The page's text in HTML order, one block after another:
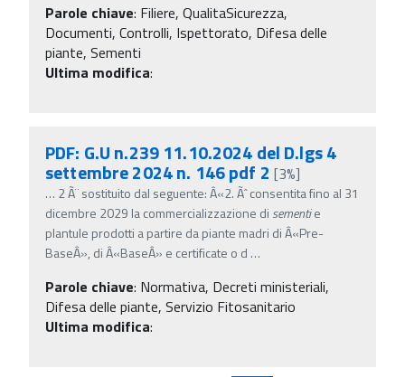
Parole chiave: Filiere, QualitaSicurezza,
Documenti, Controlli, Ispettorato, Difesa delle
piante, Sementi
Ultima modifica:
PDF: G.U n.239 11.10.2024 del D.lgs 4
settembre 2024 n. 146 pdf 2 [3%]
… 2 Ã¨ sostituito dal seguente: Â«2. Ãˆ consentita fino al 31
dicembre 2029 la commercializzazione di sementie
plantule prodotti a partire da piante madri di Â«Pre-
BaseÂ», di Â«BaseÂ» e certificate o d …
Parole chiave: Normativa, Decreti ministeriali,
Difesa delle piante, Servizio Fitosanitario
Ultima modifica: